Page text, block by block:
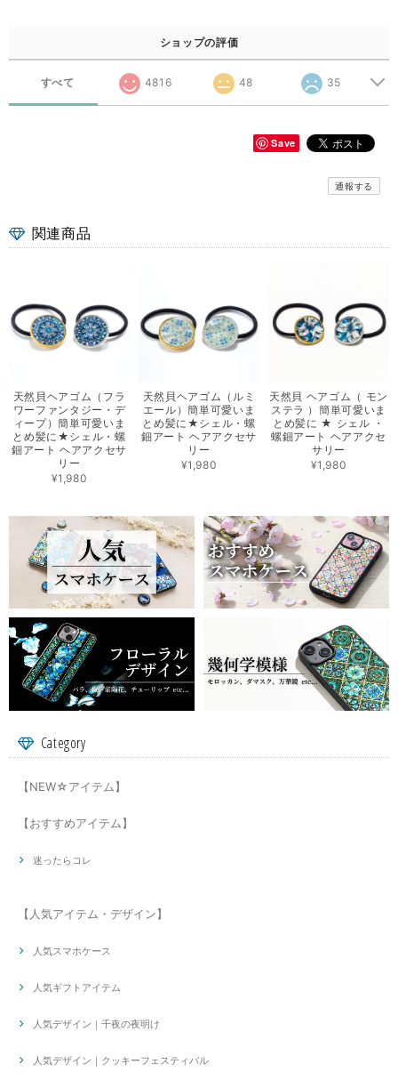
ショップの評価
すべて 4816 48 35
Save
通報する
関連商品
天然貝ヘアゴム（フラ
ワーファンタジー・デ
ィープ）簡単可愛いま
とめ髪に★シェル・螺
鈿アート ヘアアクセサ
リー
¥1,980
天然貝ヘアゴム（ルミ
エール）簡単可愛いま
とめ髪に★シェル・螺
鈿アート ヘアアクセサ
リー
¥1,980
天然貝 ヘアゴム（ モン
ステラ ）簡単可愛いま
とめ髪に ★ シェル ・
螺鈿アート ヘアアクセ
サリー
¥1,980
Category
【NEW☆アイテム】
【おすすめアイテム】
迷ったらコレ
【人気アイテム・デザイン】
人気スマホケース
人気ギフトアイテム
人気デザイン｜千夜の夜明け
人気デザイン｜クッキーフェスティバル